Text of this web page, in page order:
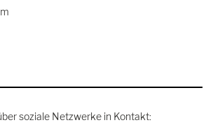
soziale Netzwerke in Kontakt: